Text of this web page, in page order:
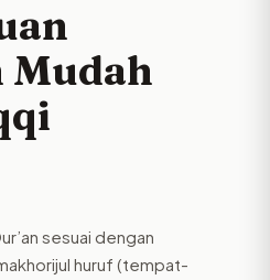
Mudah
sesuai dengan
huruf (tempat-